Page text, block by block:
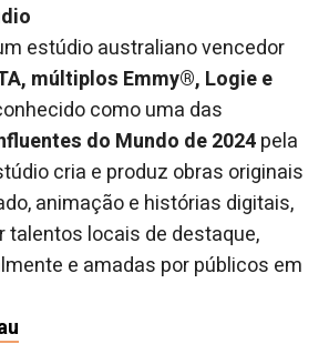
estúdio australiano vencedor
múltiplos Emmy®, Logie e
como uma das
do Mundo de 2024pela
cria e produz obras originais
animação e histórias digitais,
talentos locais de destaque,
e amadas por públicos em